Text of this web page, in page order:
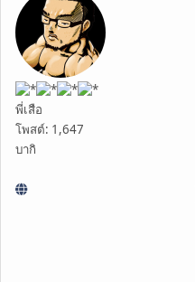
พี่เสือ
โพสต์: 1,647
บากิ